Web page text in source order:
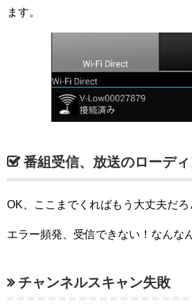
ます。
番組受信、放送のローデ
OK、ここまでくればもう大丈夫だ
エラー頻発、受信できない！なんな
チャンネルスキャン失敗